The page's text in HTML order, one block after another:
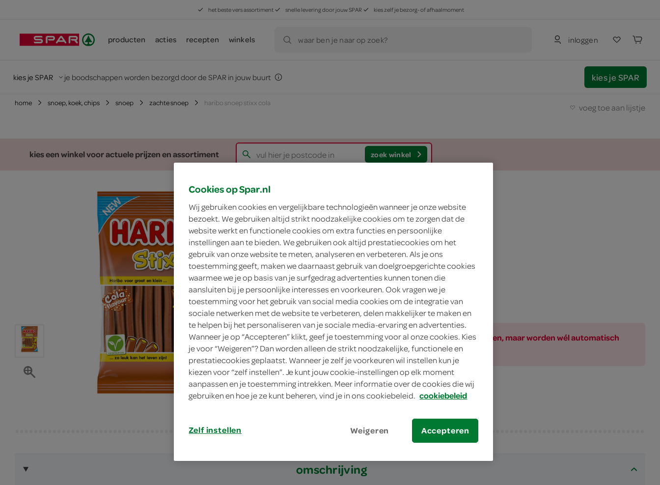
het beste vers assortiment snelle levering door jouw SPAR kies zelf je bezorg- of afhaalmoment
producten acties recepten winkels waar ben je naar op zoek? inloggen
kies je SPAR je boodschappen worden bezorgd door de SPAR in jouw buurt kies je SPAR
home snoep, koek, chips snoep zachte snoep haribo snoep stixx cola voeg toe aan lijstje
kies een winkel voor actuele prijzen en assortiment zoek winkel
Haribo
1.
69
160 Gram
in winkelmand
Let op: aanbiedingen zijn niet zichtbaar bij de producten, maar worden wél automatisch
verwerkt in de winkelmand.
omschrijving
Cookies op Spar.nl
Wij gebruiken cookies en vergelijkbare technologieën wanneer je onze website
bezoekt. We gebruiken altijd strikt noodzakelijke cookies om te zorgen dat de
website werkt en functionele cookies om extra functies en persoonlijke
instellingen aan te bieden. We gebruiken ook altijd prestatiecookies om het
gebruik van onze website te meten, analyseren en verbeteren. Als je ons
toestemming geeft, maken we daarnaast gebruik van doelgroepgerichte cookies
waarmee we je op basis van je surfgedrag advertenties kunnen tonen die
aansluiten bij je persoonlijke interesses en voorkeuren. Ook vragen we je
toestemming voor het gebruik van social media cookies om de integratie van
sociale netwerken met de website te verbeteren, delen makkelijker te maken en
te helpen bij het personaliseren van je sociale media-ervaring en advertenties.
Wanneer je op “Accepteren” klikt, geef je toestemming voor al onze cookies. Kies
je voor “Weigeren”? Dan worden alleen de strikt noodzakelijke, functionele en
prestatiecookies geplaatst. Wanneer je zelf je voorkeuren wil instellen kun je
kiezen voor “zelf instellen”. Je kunt jouw cookie-instellingen op elk moment
aanpassen en je toestemming intrekken. Meer informatie over de cookies die wij
gebruiken en hoe je ze kunt beheren, vind je in ons cookiebeleid. cookiebeleid
Zelf instellen Weigeren Accepteren